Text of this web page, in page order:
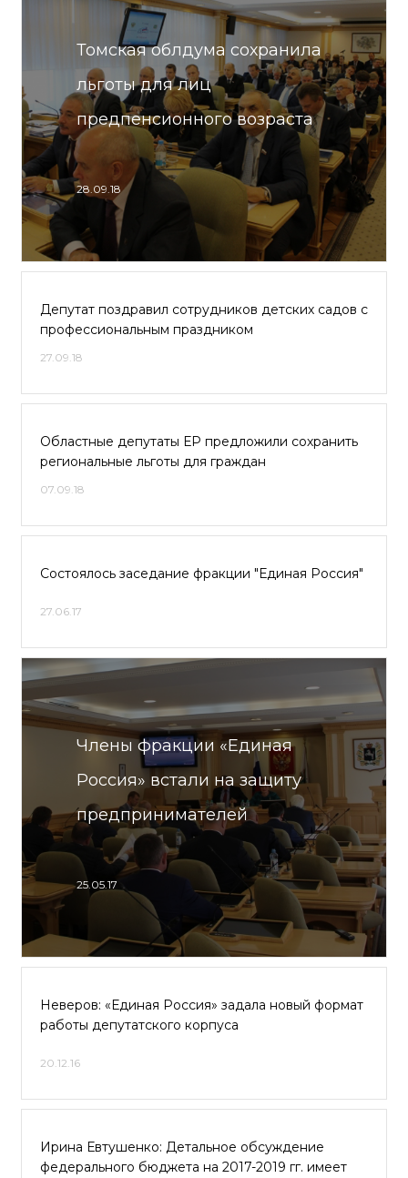
Томская облдума сохранила
льготы для лиц
предпенсионного возраста
28.09.18
Депутат поздравил сотрудников детских садов с
профессиональным праздником
27.09.18
Областные депутаты ЕР предложили сохранить
региональные льготы для граждан
07.09.18
Состоялось заседание фракции "Единая Россия"
27.06.17
Члены фракции «Единая
Россия» встали на защиту
предпринимателей
25.05.17
Неверов: «Единая Россия» задала новый формат
работы депутатского корпуса
20.12.16
Ирина Евтушенко: Детальное обсуждение
федерального бюджета на 2017-2019 гг. имеет